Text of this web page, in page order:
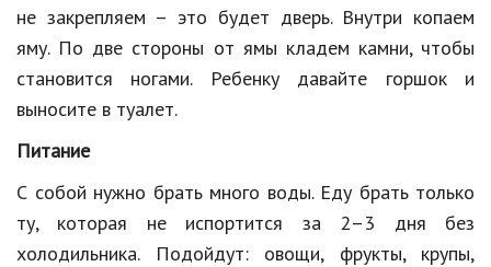
не закрепляем – это будет дверь. Внутри копаем
яму. По две стороны от ямы кладем камни, чтобы
становится ногами. Ребенку давайте горшок и
выносите в туалет.
Питание
С собой нужно брать много воды. Еду брать только
ту, которая не испортится за 2–3 дня без
холодильника. Подойдут: овощи, фрукты, крупы,